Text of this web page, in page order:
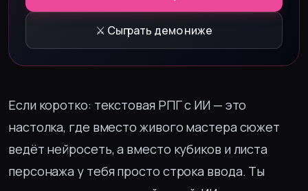
⚔️ Сыграть демо ниже
Если коротко: текстовая РПГ с ИИ — это
настолка, где вместо живого мастера сюжет
ведёт нейросеть, а вместо кубиков и листа
персонажа у тебя просто строка ввода. Ты